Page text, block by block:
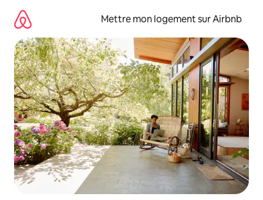
directement
contenu
Mettre mon logement sur Airbnb